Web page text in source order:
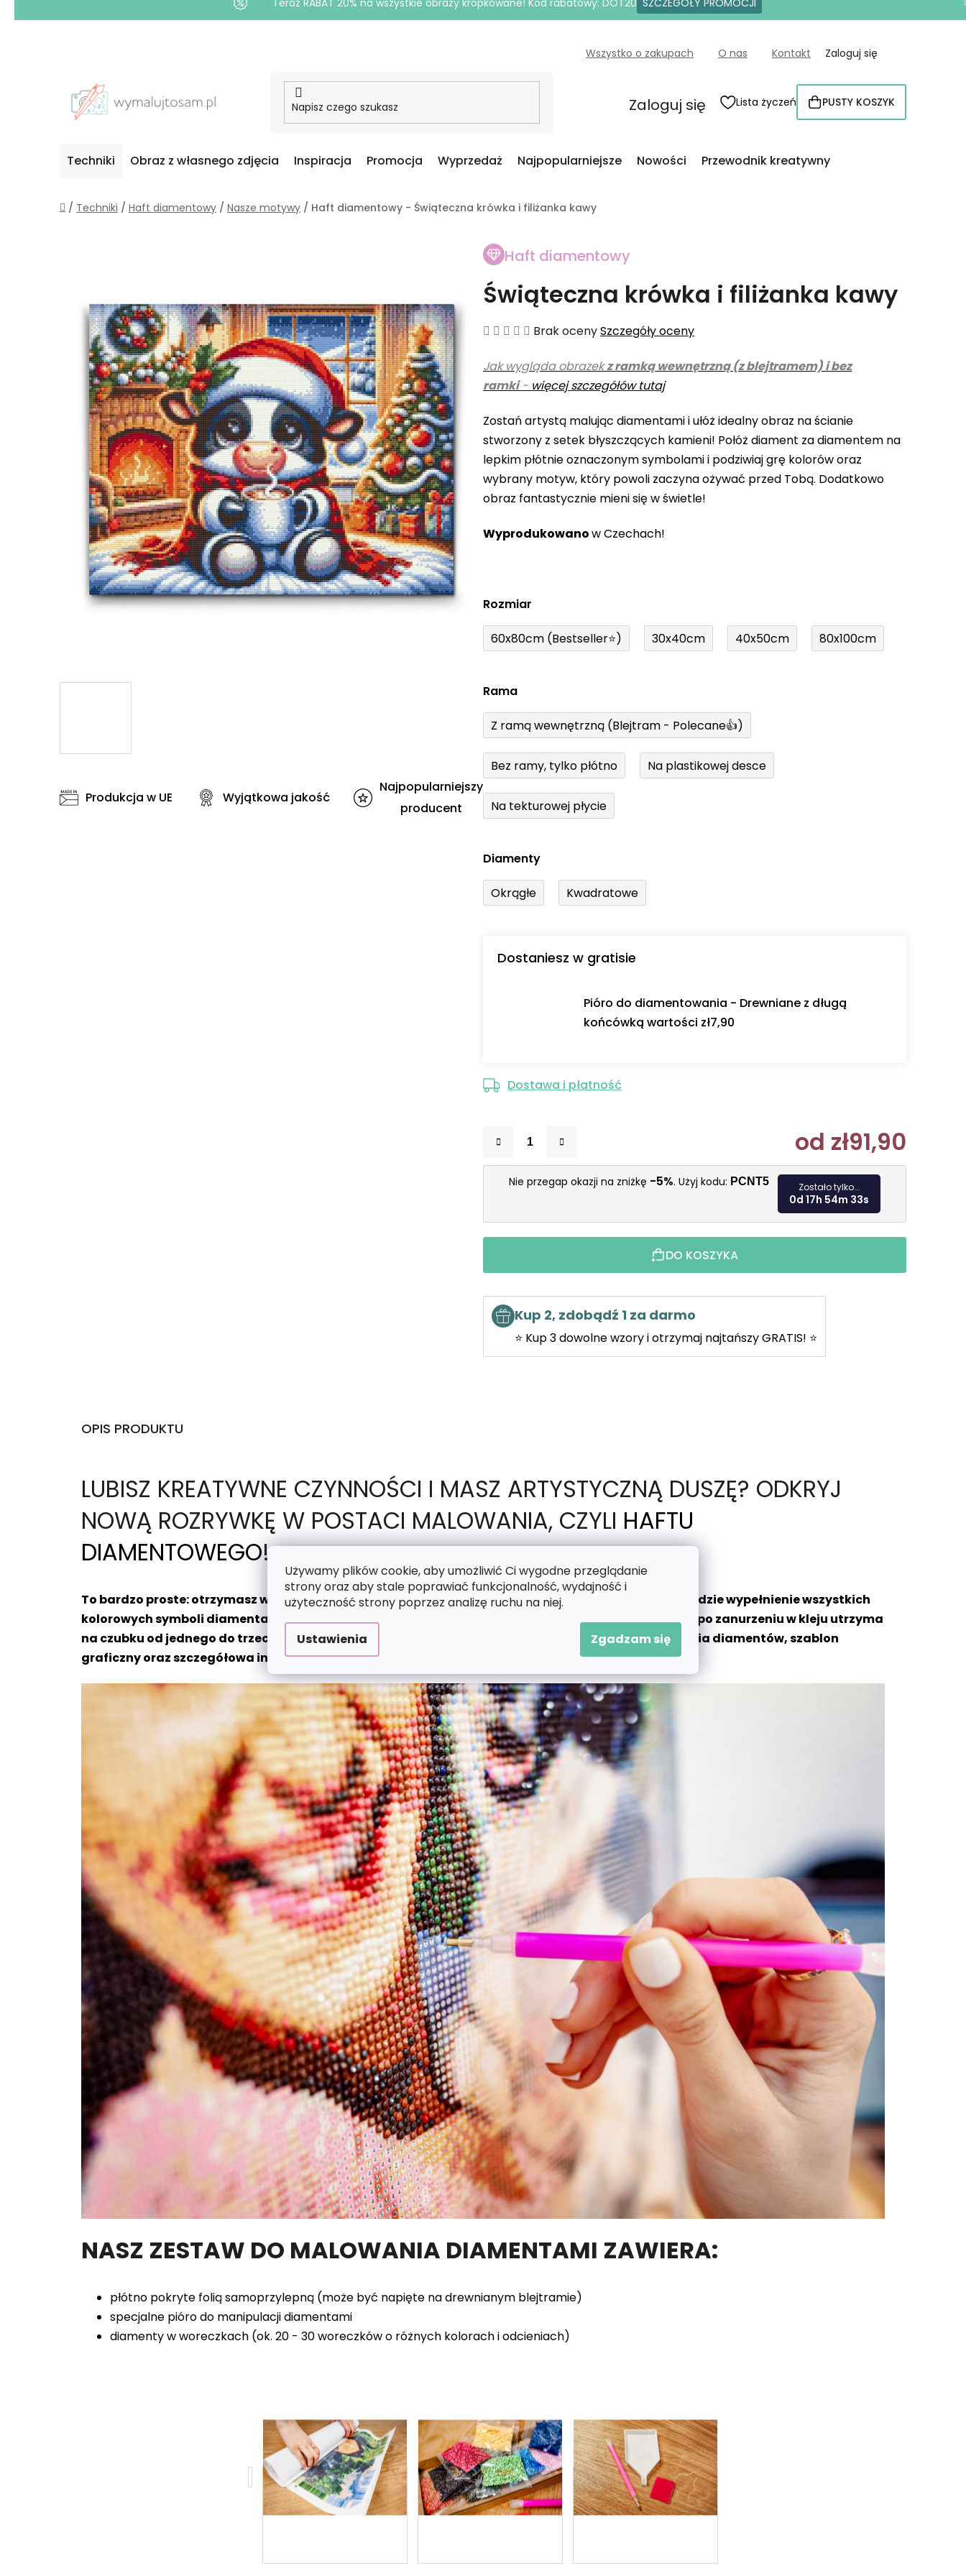
Używamy plików cookie, aby umożliwić Ci wygodne przeglądanie
strony oraz aby stale poprawiać funkcjonalność, wydajność i
użyteczność strony poprzez analizę ruchu na niej.
Ustawienia Zgadzam się
Teraz RABAT 20% na wszystkie obrazy kropkowane! Kod rabatowy: DOT20 SZCZEGÓŁY PROMOCJI
Wszystko o zakupach O nas Kontakt Zaloguj się
Zaloguj się Lista życzeń KOSZYK
PUSTY KOSZYK
Techniki Obraz z własnego zdjęcia Inspiracja Promocja Wyprzedaż Najpopularniejsze Nowości Przewodnik kreatywny
Home
/ Techniki / Haft diamentowy / Nasze motywy / Haft diamentowy - Świąteczna krówka i filiżanka kawy
Haft diamentowy
Świąteczna krówka i filiżanka kawy
Średnia
produktu
wynosi
na
5
gwiazdek.
Brak ocenySzczegóły oceny
Jak wygląda obrazekz ramką wewnętrzną (z blejtramem) i bez
ramki- więcej szczegółów tutaj
Zostań artystą malując diamentami i ułóż idealny obraz na ścianie
stworzony z setek błyszczących kamieni! Połóż diament za diamentem na
lepkim płótnie oznaczonym symbolami i podziwiaj grę kolorów oraz
wybrany motyw, który powoli zaczyna ożywać przed Tobą. Dodatkowo
obraz fantastycznie mieni się w świetle!
Wyprodukowanow Czechach!
Rozmiar
60x80cm (Bestseller⭐) 30x40cm 40x50cm 80x100cm
Rama
Z ramą wewnętrzną (Blejtram - Polecane👍)
Bez ramy, tylko płótno Na plastikowej desce
Na tekturowej płycie
Diamenty
Okrągłe Kwadratowe
Dostaniesz w gratisie
Pióro do diamentowania - Drewniane z długą
końcówką wartości zł7,90
Dostawa i płatność
od zł91,90
Cena
Nie przegap okazji na zniżkę -5%. Użyj kodu: PCNT5 Zostało tylko...
0d 17h 54m 31s
DO KOSZYKA
Kup 2, zdobądź 1 za darmo
⭐ Kup 3 dowolne wzory i otrzymaj najtańszy GRATIS! ⭐
Produkcja w UE Wyjątkowa jakość
Najpopularniejszy
producent
OPIS PRODUKTU
LUBISZ KREATYWNE CZYNNOŚCI I MASZ ARTYSTYCZNĄ DUSZĘ? ODKRYJ
NOWĄ ROZRYWKĘ W POSTACI MALOWANIA, CZYLI HAFTU
DIAMENTOWEGO!
To bardzo proste: otrzymasz wybrany motyw nadrukowany na lepkim płótnie, a Twoim zadaniem będzie wypełnienie wszystkich
kolorowych symboli diamentami z odpowiednimi numerami. Pomoże Ci w tym specjalne pióro, które po zanurzeniu w kleju utrzyma
na czubku od jednego do trzech diamentów naraz. W zestawie znajduje się również miska do zbierania diamentów, szablon
graficzny oraz szczegółowa instrukcja. Jesteś gotowy na błyszczącą artystyczną zabawę?
NASZ ZESTAW DO MALOWANIA DIAMENTAMI ZAWIERA:
płótno pokryte folią samoprzylepną (może być napięte na drewnianym blejtramie)
specjalne pióro do manipulacji diamentami
diamenty w woreczkach (ok. 20 - 30 woreczków o różnych kolorach i odcieniach)